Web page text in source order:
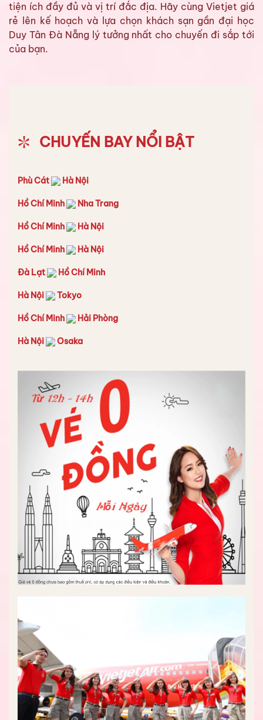
tiện ích đầy đủ và vị trí đắc địa. Hãy cùng Vietjet giá
rẻ lên kế hoạch và lựa chọn khách sạn gần đại học
Duy Tân Đà Nẵng lý tưởng nhất cho chuyến đi sắp tới
của bạn.
CHUYẾN BAY NỔI BẬT
Phù Cát Hà Nội
Hồ Chí Minh Nha Trang
Hồ Chí Minh Hà Nội
Hồ Chí Minh Hà Nội
Đà Lạt Hồ Chí Minh
Hà Nội Tokyo
Hồ Chí Minh Hải Phòng
Hà Nội Osaka